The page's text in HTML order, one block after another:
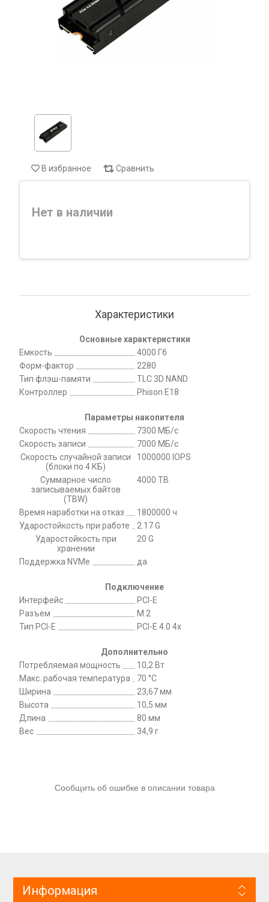
В избранное Сравнить
Нет в наличии
Характеристики
Основные характеристики
Емкость
4000 Гб
Форм-фактор
2280
Тип флэш-памяти
TLC 3D NAND
Контроллер
Phison E18
Параметры накопителя
Скорость чтения
7300 МБ/с
Скорость записи
7000 МБ/с
Скорость случайной записи
(блоки по 4 КБ)
1000000 IOPS
Суммарное число
записываемых байтов
(TBW)
4000 TB
Время наработки на отказ
1800000 ч
Ударостойкость при работе
2.17 G
Ударостойкость при
хранении
20 G
Поддержка NVMe да
Подключение
Интерфейс
PCI-E
Разъем
M.2
Тип PCI-E
PCI-E 4.0 4x
Дополнительно
Потребляемая мощность
10,2 Вт
Макс. рабочая температура
70 °C
Ширина
23,67 мм
Высота
10,5 мм
Длина
80 мм
Вес
34,9 г
Сообщить об ошибке в описании товара
Информация